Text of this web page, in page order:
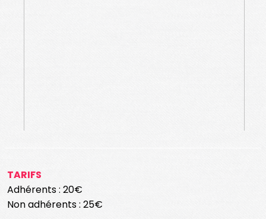
TARIFS
Adhérents : 20€
Non adhérents : 25€